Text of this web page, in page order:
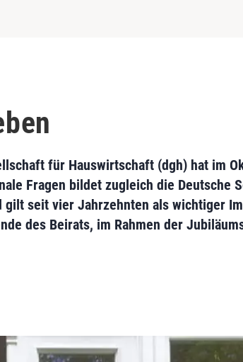
für Hauswirtschaft (dgh) hat im
Fragen bildet zugleich die Deutsche
gilt seit vier Jahrzehnten als wichtiger
des Beirats, im Rahmen der